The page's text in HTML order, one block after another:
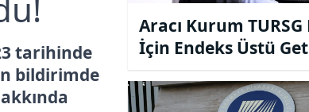
tarihinde
bildirimde
Aracı Kurum
İçin Endeks Üstü
Tavsiyesini Korudu